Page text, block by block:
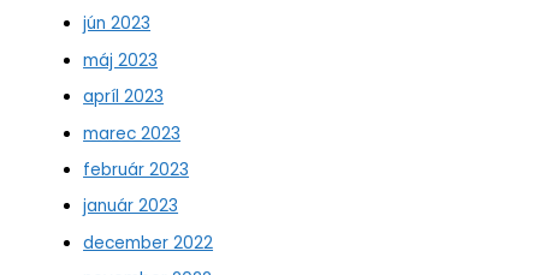
jún 2023
máj 2023
apríl 2023
marec 2023
február 2023
január 2023
december 2022